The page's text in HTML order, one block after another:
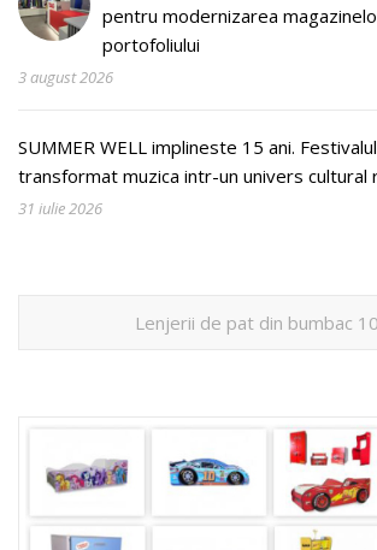
pentru modernizarea
portofoliului
3 august 2026
SUMMER WELL implineste 15 ani.
transformat muzica intr-un univers cultural
31 iulie 2026
Lenjerii de pat din bumbac